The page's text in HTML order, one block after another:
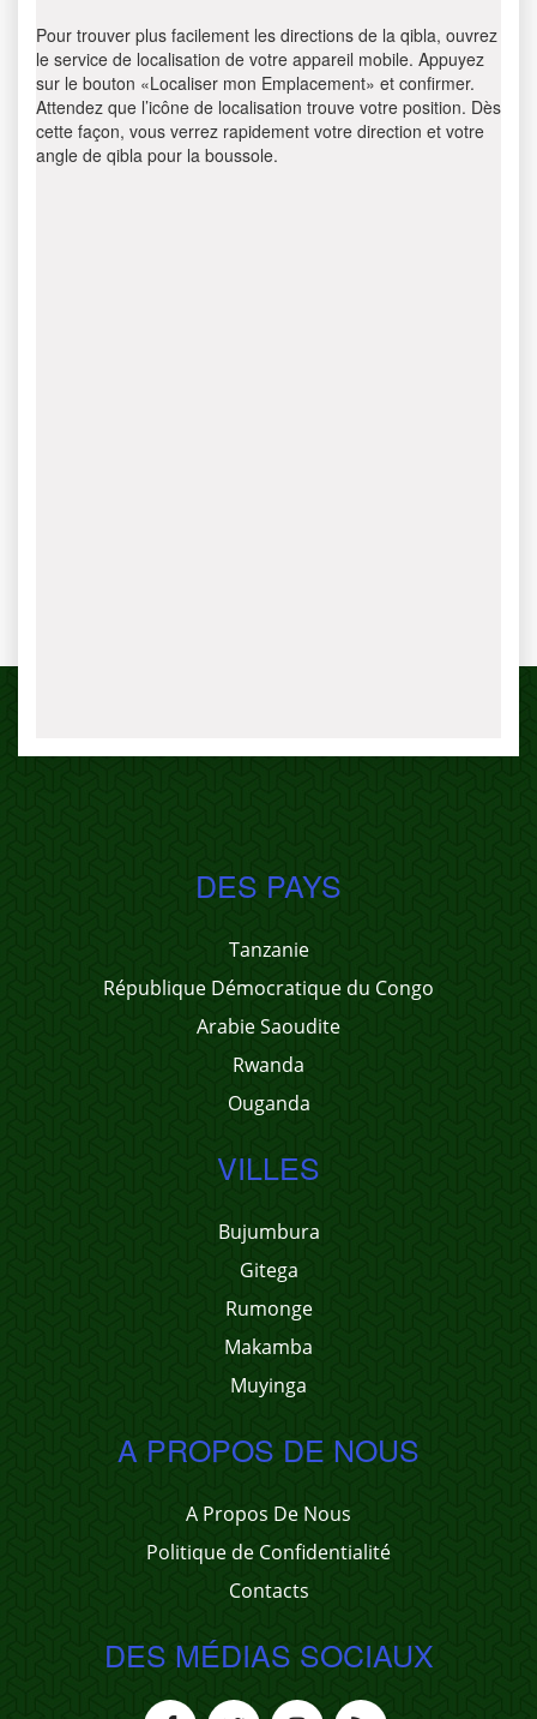
Pour trouver plus facilement les directions de la qibla, ouvrez
le service de localisation de votre appareil mobile. Appuyez
sur le bouton «Localiser mon Emplacement» et confirmer.
Attendez que l’icône de localisation trouve votre position. Dès
cette façon, vous verrez rapidement votre direction et votre
angle de qibla pour la boussole.
DES PAYS
Tanzanie
République Démocratique du Congo
Arabie Saoudite
Rwanda
Ouganda
VILLES
Bujumbura
Gitega
Rumonge
Makamba
Muyinga
A PROPOS DE NOUS
A Propos De Nous
Politique de Confidentialité
Contacts
DES MÉDIAS SOCIAUX